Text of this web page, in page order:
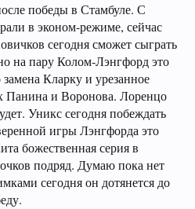
победы в Стамбуле. С
в эконом-режиме, сейчас
сегодня сможет сыграть
на пару Колом-Лэнгфорд это
Кларку и урезанное
Панина и Воронова. Лоренцо
Уникс сегодня побеждать
игры Лэнгфорда это
божественная серия в
подряд. Думаю пока нет
сегодня он дотянется до